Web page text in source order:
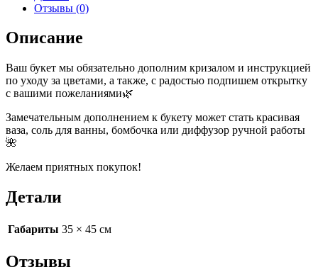
Отзывы (0)
Описание
Ваш букет мы обязательно дополним кризалом и инструкцией
по уходу за цветами, а также, с радостью подпишем открытку
с вашими пожеланиями🌿
Замечательным дополнением к букету может стать красивая
ваза, соль для ванны, бомбочка или диффузор ручной работы
🌺
Желаем приятных покупок!
Детали
Габариты 35 × 45 см
Отзывы